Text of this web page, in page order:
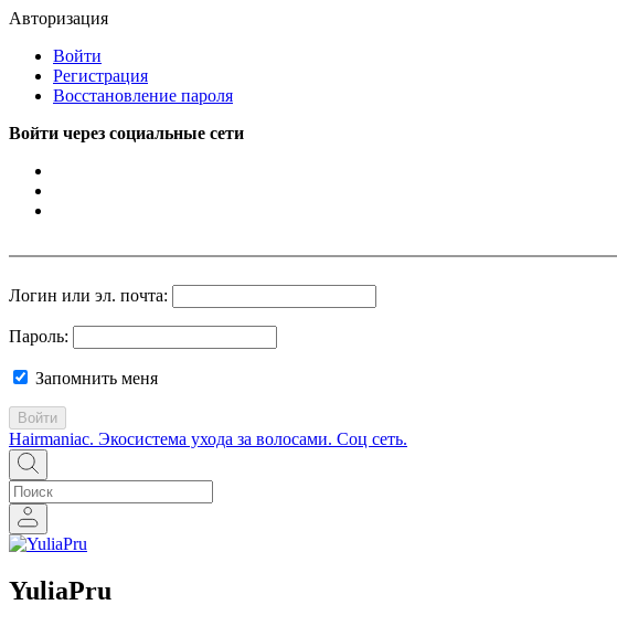
Авторизация
Войти
Регистрация
Восстановление пароля
Войти через социальные сети
Логин или эл. почта:
Пароль:
Запомнить меня
Войти
Hairmaniac. Экосистема ухода за волосами. Соц сеть.
YuliaPru